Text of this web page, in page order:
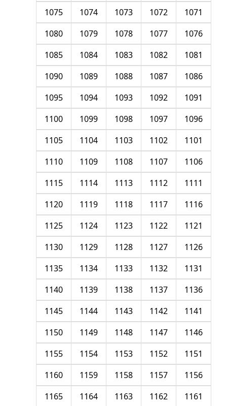
1071
1072
1073
1074
1075
1076
1077
1078
1079
1080
1081
1082
1083
1084
1085
1086
1087
1088
1089
1090
1091
1092
1093
1094
1095
1096
1097
1098
1099
1100
1101
1102
1103
1104
1105
1106
1107
1108
1109
1110
1111
1112
1113
1114
1115
1116
1117
1118
1119
1120
1121
1122
1123
1124
1125
1126
1127
1128
1129
1130
1131
1132
1133
1134
1135
1136
1137
1138
1139
1140
1141
1142
1143
1144
1145
1146
1147
1148
1149
1150
1151
1152
1153
1154
1155
1156
1157
1158
1159
1160
1161
1162
1163
1164
1165